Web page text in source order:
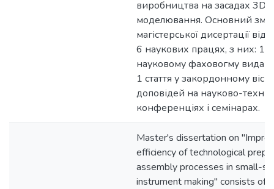
виробництва на засадах 3D
моделювання. Основний
магістерської дисертації
6 наукових працях, з них: 1
науковому фаховогму
1 стаття у закордонному
доповідей на науково-
конференціях і семінарах.
Master's dissertation on
efficiency of technological
assembly processes in small-
instrument making" consists of